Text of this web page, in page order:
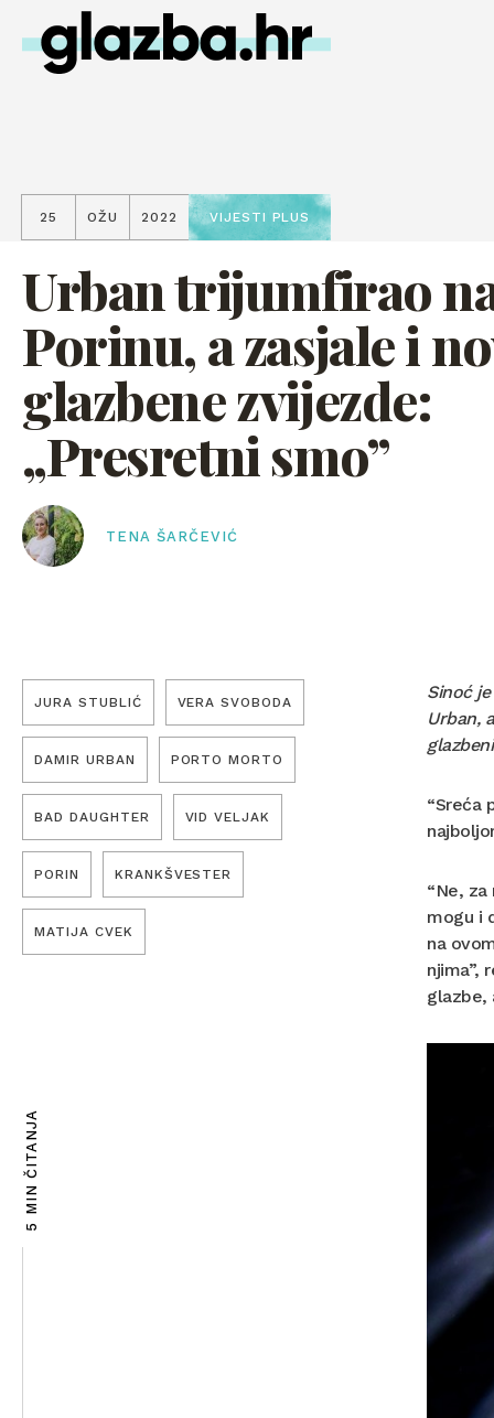
25 OŽU 2022 VIJESTI PLUS
Urban trijumfirao
Porinu, a zasjale i
glazbene zvijezde:
„Presretni smo”
TENA ŠARČEVIĆ
JURA STUBLIĆ VERA SVOBODA
DAMIR URBAN PORTO MORTO
BAD DAUGHTER VID VELJAK
PORIN KRANKŠVESTER
MATIJA CVEK
5 MIN ČITANJA
Sinoć
Urban,
“Sreća
“Ne,
mogu i
na
njima”,
glazbe,